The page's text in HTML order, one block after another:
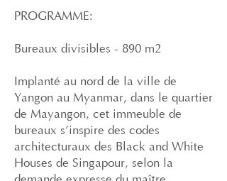
PROGRAMME:
Bureaux divisibles - 890 m2
Implanté au nord de la ville de
Yangon au Myanmar, dans le quartier
de Mayangon, cet immeuble de
bureaux s’inspire des codes
architecturaux des Black and White
Houses de Singapour, selon la